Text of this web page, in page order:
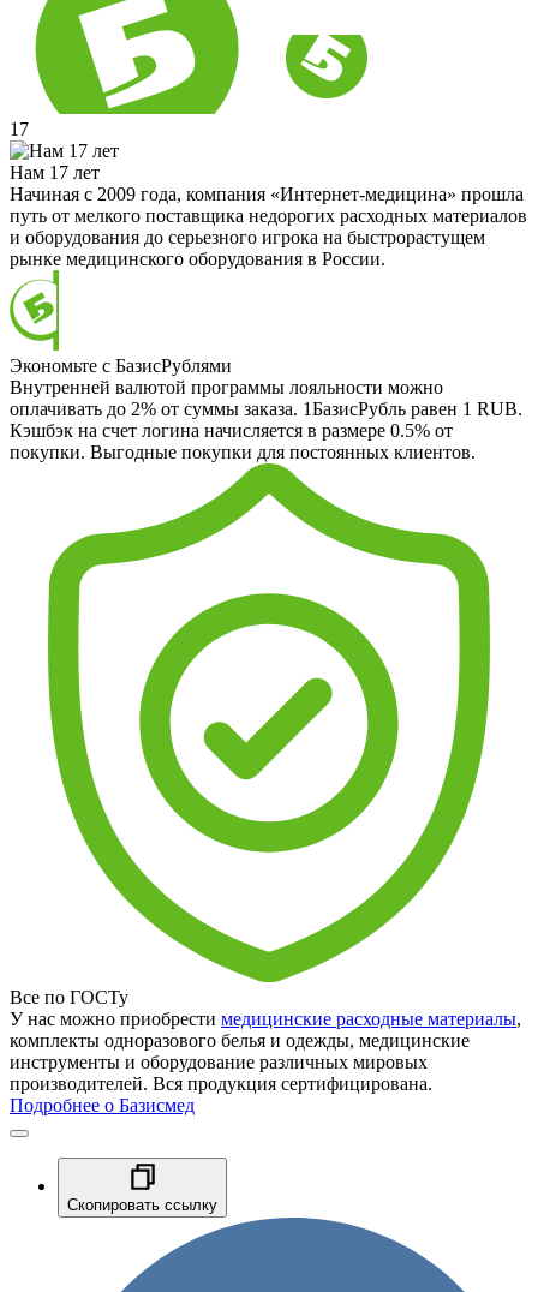
17
Нам 17 лет
Начиная с 2009 года, компания «Интернет-медицина» прошла
путь от мелкого поставщика недорогих расходных материалов
и оборудования до серьезного игрока на быстрорастущем
рынке медицинского оборудования в России.
Экономьте с БазисРублями
Внутренней валютой программы лояльности можно
оплачивать до 2% от суммы заказа. 1БазисРубль равен 1 RUB.
Кэшбэк на счет логина начисляется в размере 0.5% от
покупки. Выгодные покупки для постоянных клиентов.
Все по ГОСТу
У нас можно приобрести медицинские расходные материалы,
комплекты одноразового белья и одежды, медицинские
инструменты и оборудование различных мировых
производителей. Вся продукция сертифицирована.
Подробнее о Базисмед
Скопировать ссылку